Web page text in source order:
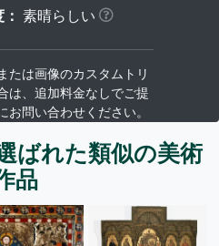
素晴らしい
たは画像のカスタムトリ
は、追加料金なしでご提
お問い合わせください。
ばれた類似の美術
品